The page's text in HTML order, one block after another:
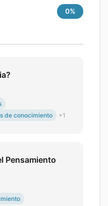
0%
de conocimiento
+1
Pensamiento